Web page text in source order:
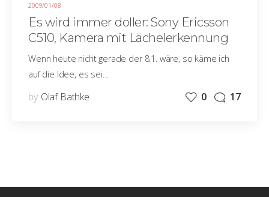
2009/01/08
Es wird immer doller: Sony Ericsson
C510, Kamera mit Lächelerkennung
Wenn heute nicht gerade der 8.1. wäre, so käme ich
auf die Idee, es sei…
by Olaf Bathke 0 17